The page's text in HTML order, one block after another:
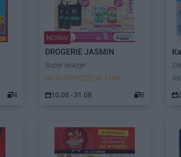
4
NOWA!
DROGERIE JASMIN
Super okazje!
DO ROZPOCZĘCIA 3 DNI
10.08 - 31.08 8